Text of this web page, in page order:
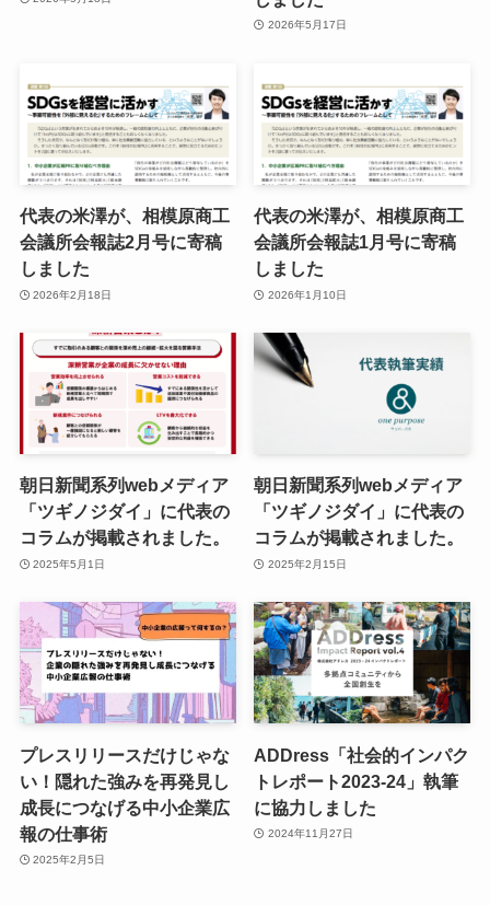
2026年5月17日
代表の米澤が、相模原商工
会議所会報誌2月号に寄稿
しました
2026年2月18日
代表の米澤が、相模原商工
会議所会報誌1月号に寄稿
しました
2026年1月10日
朝日新聞系列webメディア
「ツギノジダイ」に代表の
コラムが掲載されました。
2025年5月1日
朝日新聞系列webメディア
「ツギノジダイ」に代表の
コラムが掲載されました。
2025年2月15日
プレスリリースだけじゃな
い！隠れた強みを再発見し
成長につなげる中小企業広
報の仕事術
2025年2月5日
ADDress「社会的インパク
トレポート2023-24」執筆
に協力しました
2024年11月27日